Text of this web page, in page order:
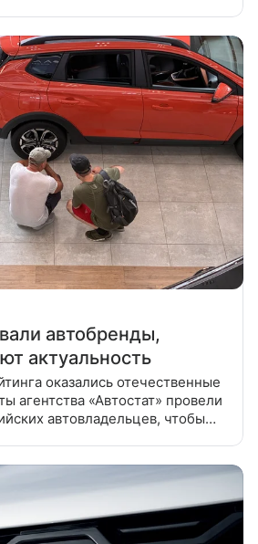
автобренды,
актуальность
оказались отечественные
агентства «Автостат» провели
автовладельцев, чтобы